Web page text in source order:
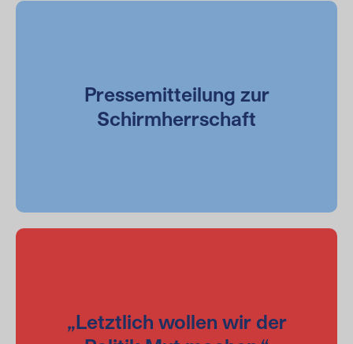
Pressemitteilung zur
Schirmherrschaft
„Letztlich wollen wir der